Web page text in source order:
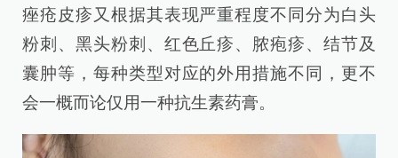
痤疮皮疹又根据其表现严重程度不同分为白头
粉刺、黑头粉刺、红色丘疹、脓疱疹、结节及
囊肿等，每种类型对应的外用措施不同，更不
会一概而论仅用一种抗生素药膏。